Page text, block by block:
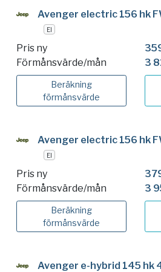
Avenger electric 156 hk
El
Pris ny
Förmånsvärde/mån
3
Beräkning
förmånsvärde
Avenger electric 156 hk
El
Pris ny
Förmånsvärde/mån
3
Beräkning
förmånsvärde
Avenger e-hybrid 145 hk